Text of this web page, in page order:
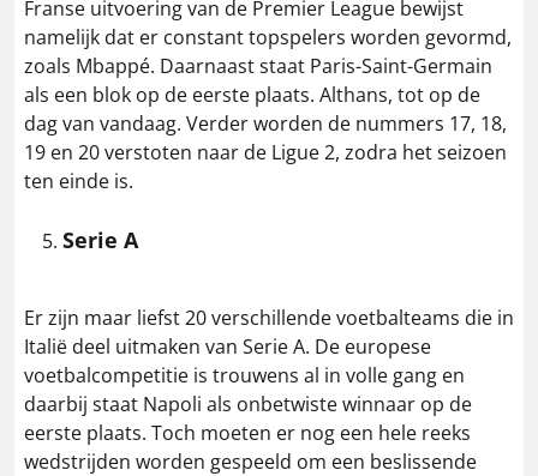
Franse uitvoering van de Premier League bewijst
namelijk dat er constant topspelers worden gevormd,
zoals Mbappé. Daarnaast staat Paris-Saint-Germain
als een blok op de eerste plaats. Althans, tot op de
dag van vandaag. Verder worden de nummers 17, 18,
19 en 20 verstoten naar de Ligue 2, zodra het seizoen
ten einde is.
Serie A
Er zijn maar liefst 20 verschillende voetbalteams die in
Italië deel uitmaken van Serie A. De europese
voetbalcompetitie is trouwens al in volle gang en
daarbij staat Napoli als onbetwiste winnaar op de
eerste plaats. Toch moeten er nog een hele reeks
wedstrijden worden gespeeld om een beslissende